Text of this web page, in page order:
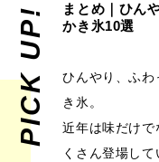
PICK UP!
まとめ｜ひん
かき氷10選
ひんやり、ふ
き氷。
近年は味だけで
くさん登場して